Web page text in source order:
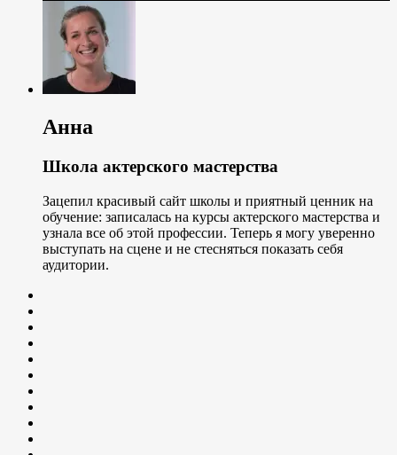
Анна
Школа актерского мастерства
Зацепил красивый сайт школы и приятный ценник на
обучение: записалась на курсы актерского мастерства и
узнала все об этой профессии. Теперь я могу уверенно
выступать на сцене и не стесняться показать себя
аудитории.